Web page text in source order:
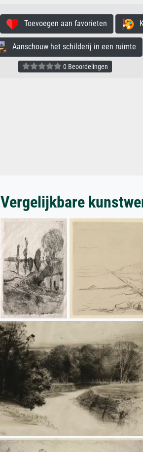
Toevoegen aan favorieten
Aanschouw het schilderij in een ruimte
0 Beoordelingen
Vergelijkbare